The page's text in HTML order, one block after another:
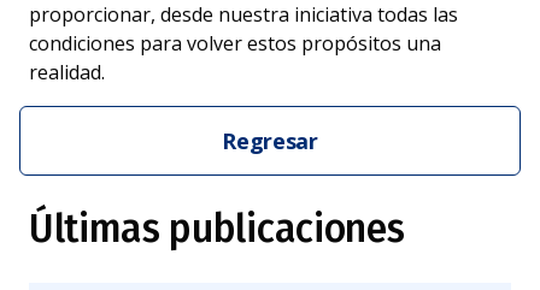
proporcionar, desde nuestra iniciativa todas las
condiciones para volver estos propósitos una
realidad.
Regresar
Últimas publicaciones